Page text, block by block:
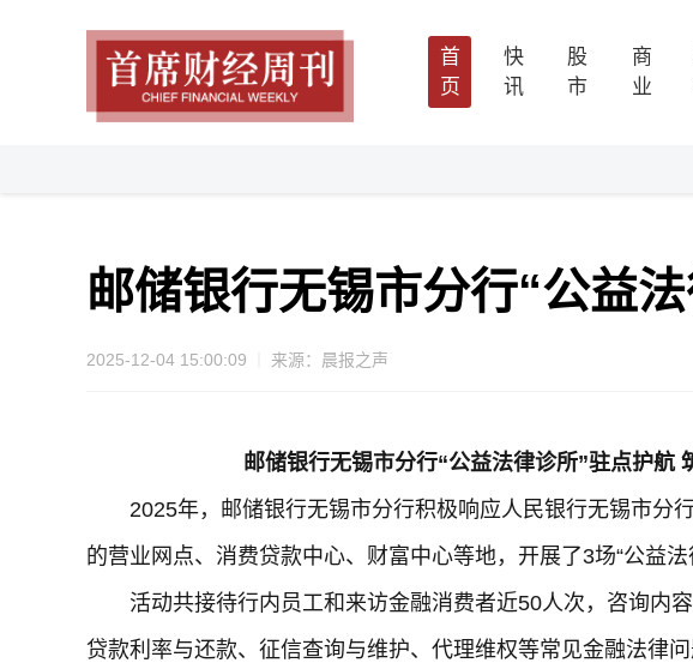
首
页
快
讯
股
市
商
业
邮储银行无锡市分行“公益
2025-12-04 15:00:09 来源：晨报之声
邮储银行无锡市分行“公益法律诊所”驻点护航
2025年，邮储银行无锡市分行积极响应人民银行无锡市分
的营业网点、消费贷款中心、财富中心等地，开展了3场“公益法
活动共接待行内员工和来访金融消费者近50人次，咨询内
贷款利率与还款、征信查询与维护、代理维权等常见金融法律